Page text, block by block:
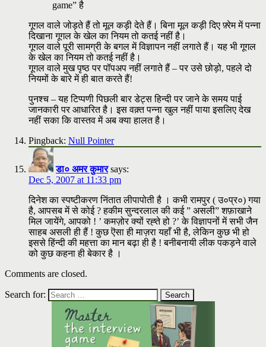
game” है
गूगल वाले जोड़ते हैं तो मूल कड़ी देते हैं। बिना मूल कड़ी दिए फ़्रेम में पन्ना
दिखाना गूगल के खेल का नियम तो कतई नहीं है।
गूगल वाले पूरी सामग्री के बगल में विज्ञापन नहीं लगाते हैं। यह भी गूगल
के खेल का नियम तो कतई नहीं है।
गूगल वाले मुख पृष्ठ पर पॉपअप नहीं लगाते हैं – पर उसे छोड़ो, पहले दो
नियमों के बारे में ही बात करते हैं!
पुनश्च – यह टिप्पणी पिछली बार डेट्स हिन्दी पर जाने के समय पाई
जानकारी पर आधारित है। इस वक़्त पन्ना खुल नहीं पाया इसलिए देख
नहीं सका कि वास्तव में अब क्या हालत है।
Pingback: Null Pointer
डा० अमर कुमार says:
Dec 5, 2007 at 11:33 pm
दिनेश का स्पष्टीकरण निंतात लीपापोती है । कभी रामपुर ( उ०प्र०) गया
है, आपसब में से कोई ? हकीम सुन्दरलाल की कई ” असली” शफ़ाखाने
मिल जायेंगे, आपको ! ’ कमज़ोर क्यों रह्ते हो ?’ के विज्ञापनों में सभी जैन
साहब असली ही हैं ! कुछ ऎसा ही माज़रा यहाँ भी है, लेकिन कुछ भी हो
इससे हिंन्दी की महत्ता का मान बढ़ा ही है ! बनीबनायी लीक पकड़ने वाले
को कुछ कहना ही बेकार है ।
Comments are closed.
Search for: